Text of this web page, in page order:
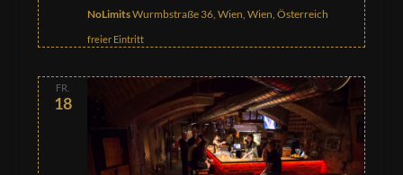
NoLimitsWurmbstraße 36, Wien, Wien, Österreich
freier Eintritt
FR.
18